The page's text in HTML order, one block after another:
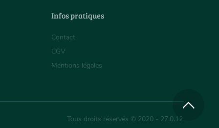
Infos pratiques
Contact
CGV
Mentions légales
Tous droits réservés © 2020 - 27.0.12